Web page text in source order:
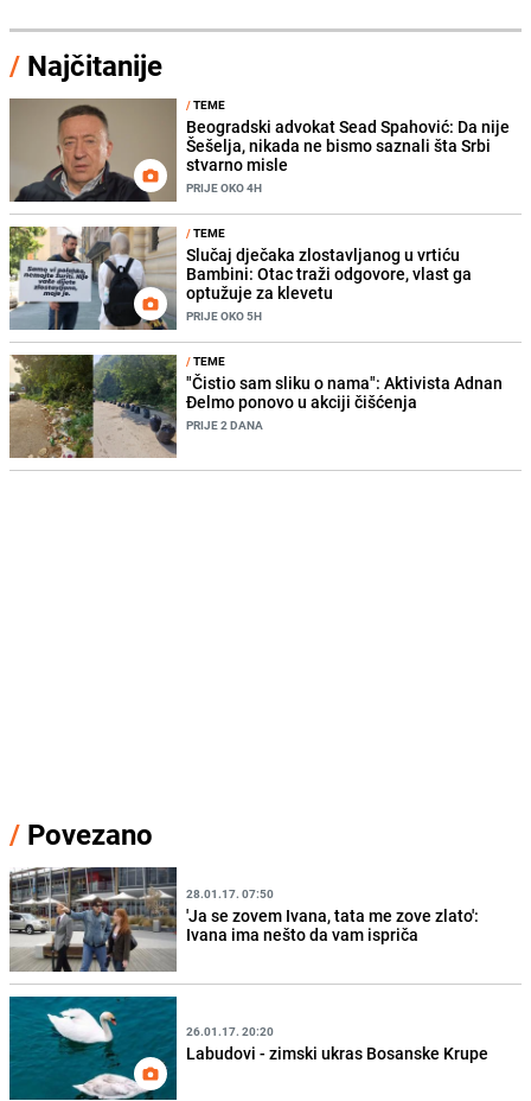
/ Najčitanije
/TEME
Beogradski advokat Sead Spahović: Da nije
Šešelja, nikada ne bismo saznali šta Srbi
stvarno misle
PRIJE OKO 4H
/TEME
Slučaj dječaka zlostavljanog u vrtiću
Bambini: Otac traži odgovore, vlast ga
optužuje za klevetu
PRIJE OKO 5H
/TEME
"Čistio sam sliku o nama": Aktivista Adnan
Đelmo ponovo u akciji čišćenja
PRIJE 2 DANA
/ Povezano
28.01.17. 07:50
'Ja se zovem Ivana, tata me zove zlato':
Ivana ima nešto da vam ispriča
26.01.17. 20:20
Labudovi - zimski ukras Bosanske Krupe